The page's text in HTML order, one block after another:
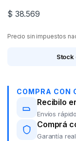
$ 38.569
Precio sin impuestos
Stock
COMPRA CON
Recibilo
Envíos
Comprá
Garantía